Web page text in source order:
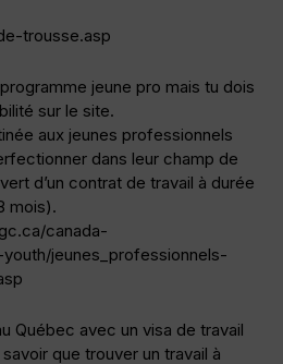
trousse.asp
jeune pro mais tu dois
sur le site.
aux jeunes professionnels
dans leur champ de
d’un contrat de travail à durée
mois).
canada-
jeunes_professionnels-
Québec avec un visa de travail
que trouver un travail à